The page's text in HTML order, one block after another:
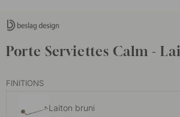
Porte Serviettes Calm -
FINITIONS
Laiton bruni